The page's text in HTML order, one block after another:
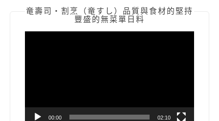
竜壽司‧割烹（竜すし）品質與食材的堅持
豐盛的無菜單日料
00:00 02:10